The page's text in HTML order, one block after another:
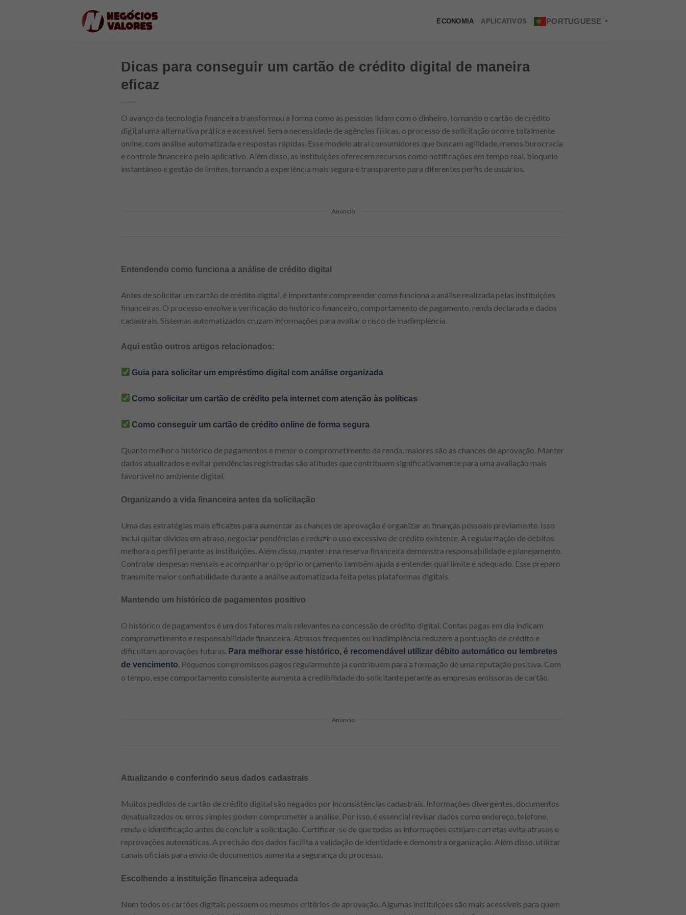
ECONOMIA APLICATIVOS PORTUGUESE ▼
Dicas para conseguir um cartão de crédito digital de maneira
eficaz
O avanço da tecnologia financeira transformou a forma como as pessoas lidam com o dinheiro, tornando o cartão de crédito
digital uma alternativa prática e acessível. Sem a necessidade de agências físicas, o processo de solicitação ocorre totalmente
online, com análise automatizada e respostas rápidas. Esse modelo atrai consumidores que buscam agilidade, menos burocracia
e controle financeiro pelo aplicativo. Além disso, as instituições oferecem recursos como notificações em tempo real, bloqueio
instantâneo e gestão de limites, tornando a experiência mais segura e transparente para diferentes perfis de usuários.
Anúncio
Entendendo como funciona a análise de crédito digital
Antes de solicitar um cartão de crédito digital, é importante compreender como funciona a análise realizada pelas instituições
financeiras. O processo envolve a verificação do histórico financeiro, comportamento de pagamento, renda declarada e dados
cadastrais. Sistemas automatizados cruzam informações para avaliar o risco de inadimplência.
Aqui estão outros artigos relacionados:
Guia para solicitar um empréstimo digital com análise organizada
Como solicitar um cartão de crédito pela internet com atenção às políticas
Como conseguir um cartão de crédito online de forma segura
Quanto melhor o histórico de pagamentos e menor o comprometimento da renda, maiores são as chances de aprovação. Manter
dados atualizados e evitar pendências registradas são atitudes que contribuem significativamente para uma avaliação mais
favorável no ambiente digital.
Organizando a vida financeira antes da solicitação
Uma das estratégias mais eficazes para aumentar as chances de aprovação é organizar as finanças pessoais previamente. Isso
inclui quitar dívidas em atraso, negociar pendências e reduzir o uso excessivo de crédito existente. A regularização de débitos
melhora o perfil perante as instituições. Além disso, manter uma reserva financeira demonstra responsabilidade e planejamento.
Controlar despesas mensais e acompanhar o próprio orçamento também ajuda a entender qual limite é adequado. Esse preparo
transmite maior confiabilidade durante a análise automatizada feita pelas plataformas digitais.
Mantendo um histórico de pagamentos positivo
O histórico de pagamentos é um dos fatores mais relevantes na concessão de crédito digital. Contas pagas em dia indicam
comprometimento e responsabilidade financeira. Atrasos frequentes ou inadimplência reduzem a pontuação de crédito e
dificultam aprovações futuras. Para melhorar esse histórico, é recomendável utilizar débito automático ou lembretes
de vencimento. Pequenos compromissos pagos regularmente já contribuem para a formação de uma reputação positiva. Com
o tempo, esse comportamento consistente aumenta a credibilidade do solicitante perante as empresas emissoras de cartão.
Anúncio
Atualizando e conferindo seus dados cadastrais
Muitos pedidos de cartão de crédito digital são negados por inconsistências cadastrais. Informações divergentes, documentos
desatualizados ou erros simples podem comprometer a análise. Por isso, é essencial revisar dados como endereço, telefone,
renda e identificação antes de concluir a solicitação. Certificar-se de que todas as informações estejam corretas evita atrasos e
reprovações automáticas. A precisão dos dados facilita a validação de identidade e demonstra organização. Além disso, utilizar
canais oficiais para envio de documentos aumenta a segurança do processo.
Escolhendo a instituição financeira adequada
Nem todos os cartões digitais possuem os mesmos critérios de aprovação. Algumas instituições são mais acessíveis para quem